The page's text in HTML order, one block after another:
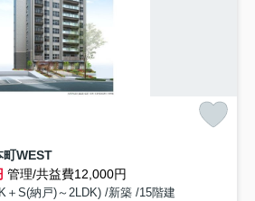
町WEST
管理/共益費12,000円
＋S(納戸)～2LDK) /新築 /15階建